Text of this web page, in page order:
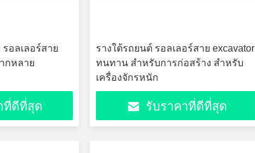
อลเลอร์สาย
กหลาย
ที่ดีที่สุด
รางใต้รถยนต์ รอลเลอร์สาย excavator
ทนทาน สําหรับการก่อสร้าง สําหรับ
เครื่องจักรหนัก
รับราคาที่ดีที่สุด